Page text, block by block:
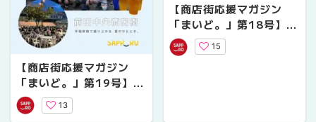
【商店街応援マガジン
「まいど。」第19号】前
田中央商店街ビアガーデ
ン！
13
【商店街応援マガジン
「まいど。」第18号】裏
参道商店振興会「夏まつ
りだ裏参道」
15